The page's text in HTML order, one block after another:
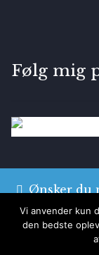
Følg mig
© Bryggens
Ønsker du
direkte,
Luk
Vi anvender kun
den bedste